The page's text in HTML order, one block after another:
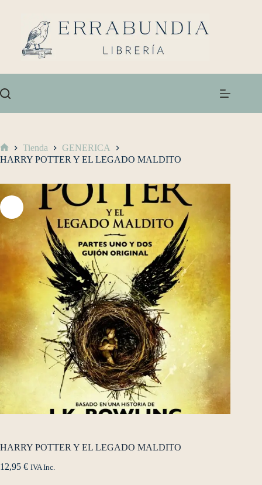
Tienda
GENERICA
HARRY POTTER Y EL LEGADO MALDITO
HARRY POTTER Y EL LEGADO MALDITO
12,95 € IVA Inc.